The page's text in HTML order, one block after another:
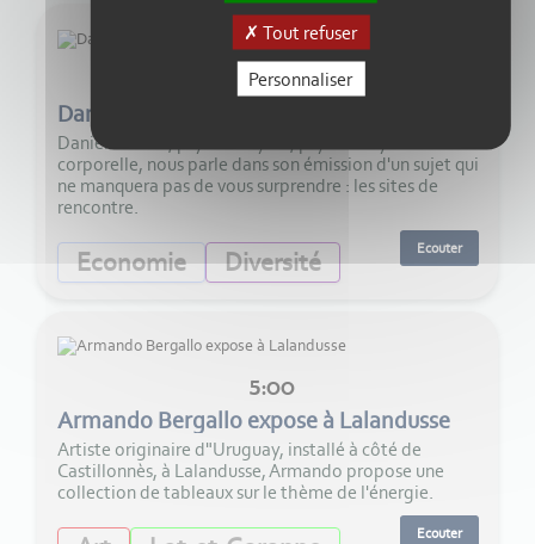
29:00
Daniela Litoïu- Les sites de rencontre
Daniela Litoïu, psychanalyste, psychanalyste
corporelle, nous parle dans son émission d'un sujet qui
ne manquera pas de vous surprendre : les sites de
rencontre.
Economie Diversité Ecouter
5:00
Armando Bergallo expose à Lalandusse
Artiste originaire d"Uruguay, installé à côté de
Castillonnès, à Lalandusse, Armando propose une
collection de tableaux sur le thème de l'énergie.
Ecouter
Tout refuser
Personnaliser